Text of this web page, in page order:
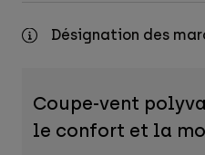
Désignation des
Coupe-vent
le confort et la